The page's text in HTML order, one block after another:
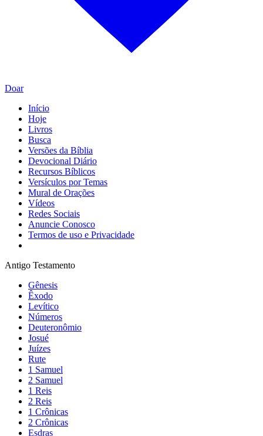
Doar
Início
Hoje
Livros
Busca
Versões da Bíblia
Devocional Diário
Recursos Bíblicos
Versículos por Temas
Mural de Orações
Vídeos
Redes Sociais
Anuncie Conosco
Termos de uso e Privacidade
Antigo Testamento
Gênesis
Êxodo
Levítico
Números
Deuteronômio
Josué
Juízes
Rute
1 Samuel
2 Samuel
1 Reis
2 Reis
1 Crônicas
2 Crônicas
Esdras